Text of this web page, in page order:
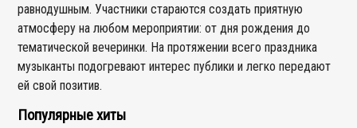
равнодушным. Участники стараются создать приятную
атмосферу на любом мероприятии: от дня рождения до
тематической вечеринки. На протяжении всего праздника
музыканты подогревают интерес публики и легко передают
ей свой позитив.
Популярные хиты